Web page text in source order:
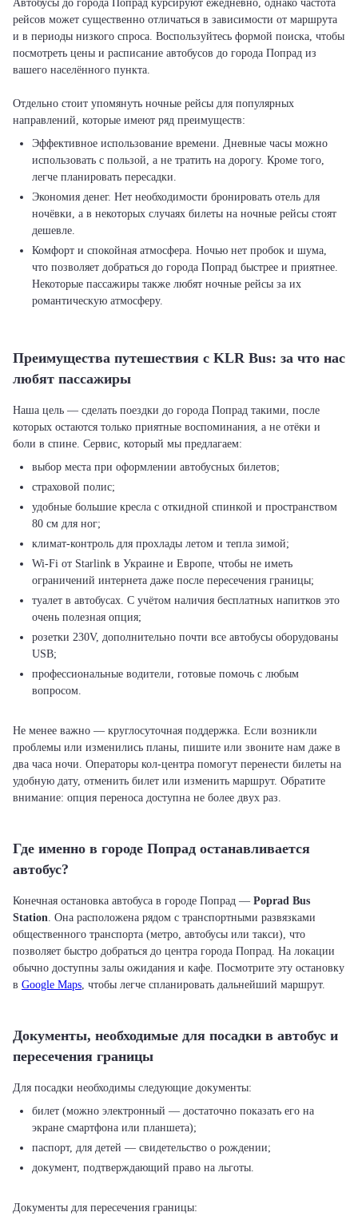
Автобусы до города Попрад курсируют ежедневно, однако частота
рейсов может существенно отличаться в зависимости от маршрута
и в периоды низкого спроса. Воспользуйтесь формой поиска, чтобы
посмотреть цены и расписание автобусов до города Попрад из
вашего населённого пункта.
Отдельно стоит упомянуть ночные рейсы для популярных
Эффективное использование времени. Дневные часы можно
использовать с пользой, а не тратить на дорогу. Кроме того,
легче планировать пересадки.
Экономия денег. Нет необходимости бронировать отель для
ночёвки, а в некоторых случаях билеты на ночные рейсы стоят
дешевле.
Комфорт и спокойная атмосфера. Ночью нет пробок и шума,
что позволяет добраться до города Попрад быстрее и приятнее.
Некоторые пассажиры также любят ночные рейсы за их
романтическую атмосферу.
Преимущества путешествия с KLR Bus: за что нас
любят пассажиры
Наша цель — сделать поездки до города Попрад такими, после
которых остаются только приятные воспоминания, а не отёки и
выбор места при оформлении автобусных билетов;
страховой полис;
удобные большие кресла с откидной спинкой и пространством
80 см для ног;
климат-контроль для прохлады летом и тепла зимой;
Wi-Fi от Starlink в Украине и Европе, чтобы не иметь
ограничений интернета даже после пересечения границы;
туалет в автобусах. С учётом наличия бесплатных напитков это
очень полезная опция;
розетки 230V, дополнительно почти все автобусы оборудованы
USB;
профессиональные водители, готовые помочь с любым
вопросом.
Не менее важно — круглосуточная поддержка. Если возникли
проблемы или изменились планы, пишите или звоните нам даже в
два часа ночи. Операторы кол-центра помогут перенести билеты на
удобную дату, отменить билет или изменить маршрут. Обратите
внимание: опция переноса доступна не более двух раз.
Где именно в городе Попрад останавливается
автобус?
Конечная остановка автобуса в городе Попрад — Poprad Bus
Station. Она расположена рядом с транспортными развязками
общественного транспорта (метро, автобусы или такси), что
позволяет быстро добраться до центра города Попрад. На локации
обычно доступны залы ожидания и кафе. Посмотрите эту остановку
в Google Maps, чтобы легче спланировать дальнейший маршрут.
Документы, необходимые для посадки в автобус и
пересечения границы
билет (можно электронный — достаточно показать его на
экране смартфона или планшета);
паспорт, для детей — свидетельство о рождении;
документ, подтверждающий право на льготы.